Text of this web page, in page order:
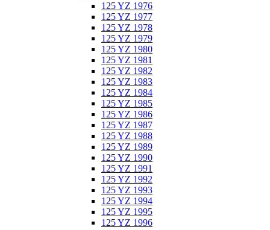
125 YZ 1976
125 YZ 1977
125 YZ 1978
125 YZ 1979
125 YZ 1980
125 YZ 1981
125 YZ 1982
125 YZ 1983
125 YZ 1984
125 YZ 1985
125 YZ 1986
125 YZ 1987
125 YZ 1988
125 YZ 1989
125 YZ 1990
125 YZ 1991
125 YZ 1992
125 YZ 1993
125 YZ 1994
125 YZ 1995
125 YZ 1996